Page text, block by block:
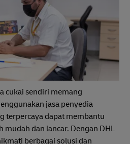
cukai sendiri memang
jasa penyedia
terpercaya dapat membantu
mudah dan lancar. Dengan DHL
berbagai solusi dan